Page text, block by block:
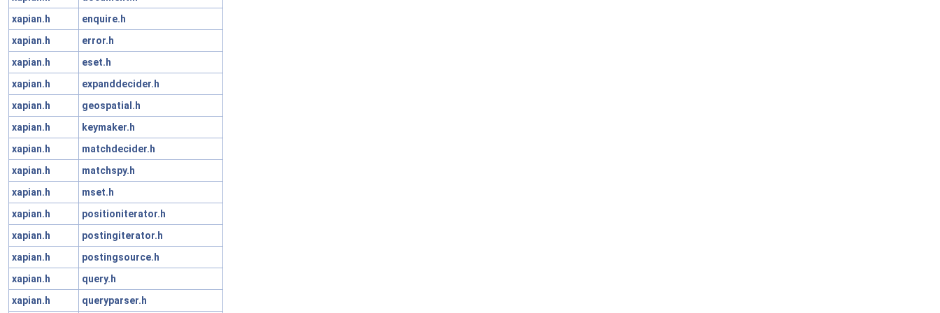
xapian.h
enquire.h
xapian.h
error.h
xapian.h
eset.h
xapian.h
expanddecider.h
xapian.h
geospatial.h
xapian.h
keymaker.h
xapian.h
matchdecider.h
xapian.h
matchspy.h
xapian.h
mset.h
xapian.h
positioniterator.h
xapian.h
postingiterator.h
xapian.h
postingsource.h
xapian.h
query.h
xapian.h
queryparser.h